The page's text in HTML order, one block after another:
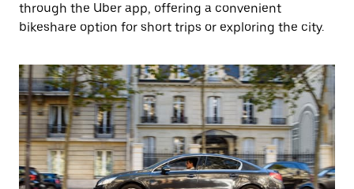
through the Uber app, offering a convenient
bikeshare option for short trips or exploring the city.